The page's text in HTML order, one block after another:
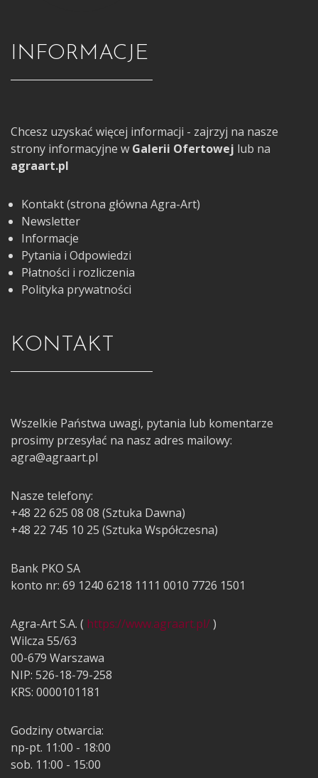
INFORMACJE
Chcesz uzyskać więcej informacji - zajrzyj na nasze
strony informacyjne w Galerii Ofertowej lub na
agraart.pl
Kontakt (strona główna Agra-Art)
Newsletter
Informacje
Pytania i Odpowiedzi
Płatności i rozliczenia
Polityka prywatności
KONTAKT
Wszelkie Państwa uwagi, pytania lub komentarze
prosimy przesyłać na nasz adres mailowy:
agra@agraart.pl
Nasze telefony:
+48 22 625 08 08 (Sztuka Dawna)
+48 22 745 10 25 (Sztuka Współczesna)
Bank PKO SA
konto nr: 69 1240 6218 1111 0010 7726 1501
Agra-Art S.A. ( https://www.agraart.pl/)
Wilcza 55/63
00-679 Warszawa
NIP: 526-18-79-258
KRS: 0000101181
Godziny otwarcia:
np-pt. 11:00 - 18:00
sob. 11:00 - 15:00